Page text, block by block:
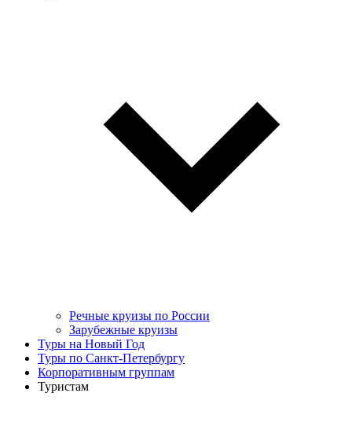
Речные круизы по России
Зарубежные круизы
Туры на Новый Год
Туры по Санкт-Петербургу
Корпоративным группам
Туристам